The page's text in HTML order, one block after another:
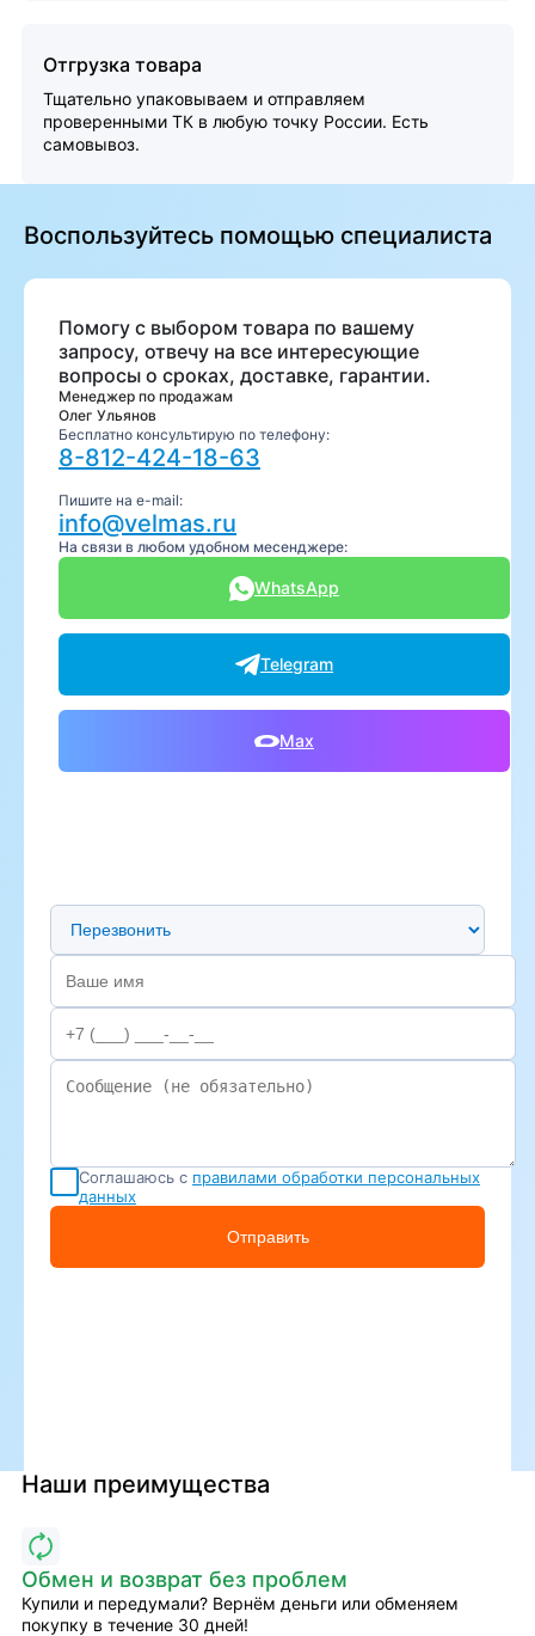
Отгрузка товара
Тщательно упаковываем и отправляем
проверенными ТК в любую точку России. Есть
самовывоз.
Воспользуйтесь помощью специалиста
Помогу с выбором товара по вашему
запросу, отвечу на все интересующие
вопросы о сроках, доставке, гарантии.
Менеджер по продажам
Олег Ульянов
Бесплатно консультирую по телефону:
8-812-424-18-63
Пишите на e-mail:
info@velmas.ru
На связи в любом удобном месенджере:
WhatsApp
Telegram
Max
Предпочтительный способ связи
Соглашаюсь с правилами обработки персональных
данных
Отправить
Наши преимущества
Обмен и возврат без проблем
Купили и передумали? Вернём деньги или обменяем
покупку в течение 30 дней!